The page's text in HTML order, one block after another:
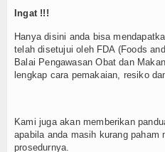
Ingat !!!
Hanya disini anda bisa
telah disetujui oleh FDA (Foods
Balai Pengawasan Obat dan
lengkap cara pemakaian, resiko
Kami juga akan memberikan
apabila anda masih kurang paham
prosedurnya.